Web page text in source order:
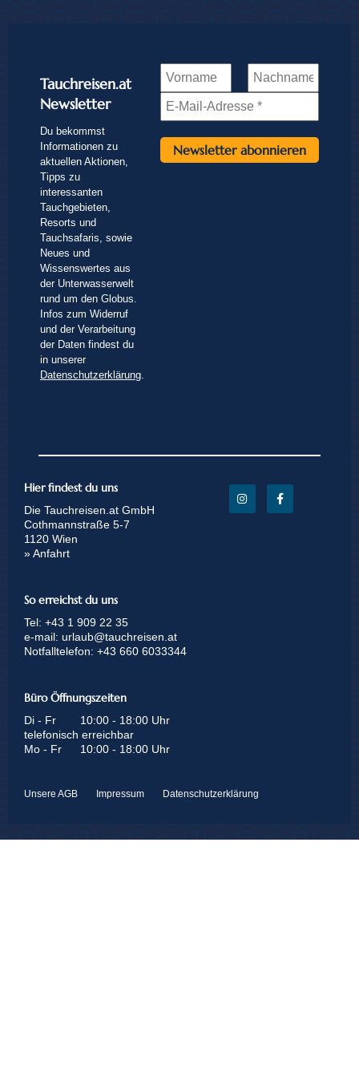
Tauchreisen.at
Newsletter
Du bekommst
Informationen zu
aktuellen Aktionen,
Tipps zu
interessanten
Tauchgebieten,
Resorts und
Tauchsafaris, sowie
Neues und
Wissenswertes aus
der Unterwasserwelt
rund um den Globus.
Infos zum Widerruf
und der Verarbeitung
der Daten findest du
in unserer
Datenschutzerklärung.
Hier findest du uns
Die Tauchreisen.at GmbH
Cothmannstraße 5-7
1120 Wien
» Anfahrt
So erreichst du uns
Tel: +43 1 909 22 35
e-mail: urlaub@tauchreisen.at
Notfalltelefon: +43 660 6033344
Büro Öffnungszeiten
Di - Fr
10:00 - 18:00 Uhr
telefonisch erreichbar
Mo - Fr
10:00 - 18:00 Uhr
Unsere AGB Impressum Datenschutzerklärung